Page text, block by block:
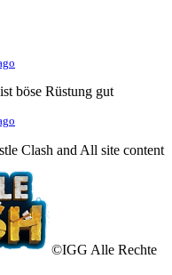
böse Rüstung gut
Clash and All site content
©IGG Alle Rechte